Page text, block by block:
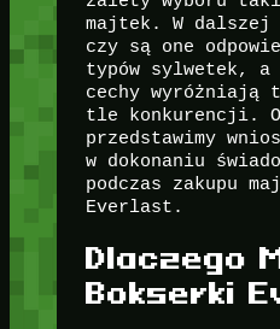
majtek. W dalszej
czy są one
typów sylwetek,
cechy wyróżniają
tle konkurencji.
przedstawimy
w dokonaniu
podczas zakupu
Everlast.
Dlaczego
Bokserki